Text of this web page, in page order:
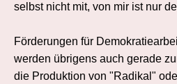
selbst nicht mit, von mir ist nur
Förderungen für
werden übrigens auch gerade
die Produktion von "Radikal"